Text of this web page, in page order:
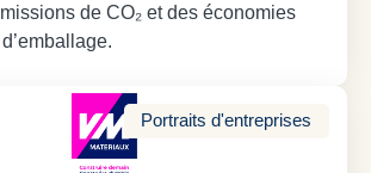
de CO₂ et des économies
Portraits d'entreprises